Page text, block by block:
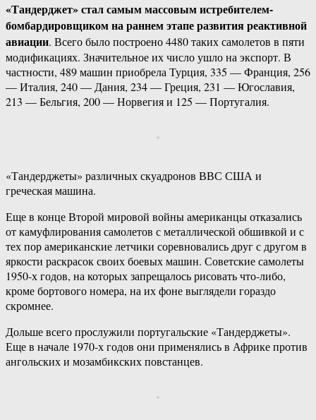
«Тандерджет» стал самым массовым истребителем-
бомбардировщиком на раннем этапе развития реактивной
авиации. Всего было построено 4480 таких самолетов в пяти
модификациях. Значительное их число ушло на экспорт. В
частности, 489 машин приобрела Турция, 335 — Франция, 256
— Италия, 240 — Дания, 234 — Греция, 231 — Югославия,
213 — Бельгия, 200 — Норвегия и 125 — Португалия.
«Тандерджеты» различных скуадронов ВВС США и
греческая машина.
Еще в конце Второй мировой войны американцы отказались
от камуфлирования самолетов с металлической обшивкой и с
тех пор американские летчики соревновались друг с другом в
яркости раскрасок своих боевых машин. Советские самолеты
1950-х годов, на которых запрещалось рисовать что-либо,
кроме бортового номера, на их фоне выглядели гораздо
скромнее.
Дольше всего прослужили португальские «Тандерджеты».
Еще в начале 1970-х годов они применялись в Африке против
ангольских и мозамбикских повстанцев.